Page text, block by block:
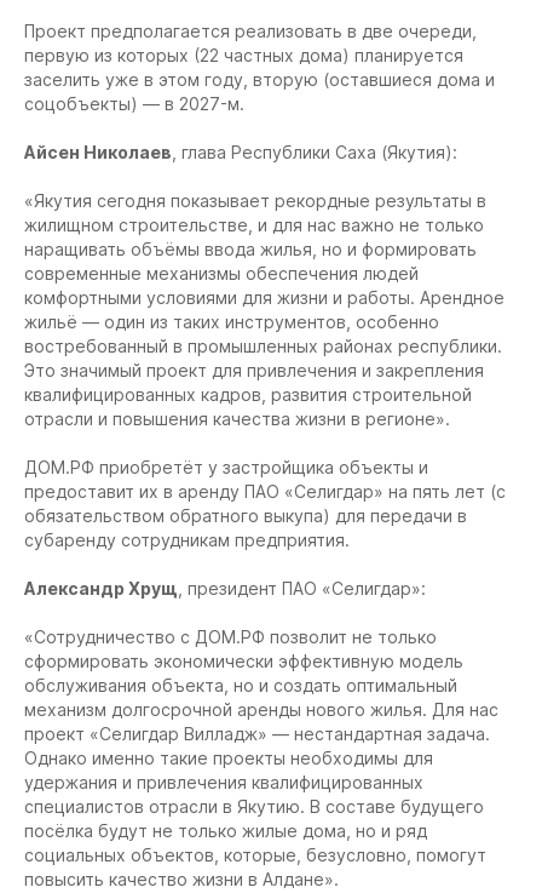
Проект предполагается реализовать в две очереди,
первую из которых (22 частных дома) планируется
заселить уже в этом году, вторую (оставшиеся дома и
соцобъекты) — в 2027-м.
Айсен Николаев , глава Республики Саха (Якутия):
«Якутия сегодня показывает рекордные результаты в
жилищном строительстве, и для нас важно не только
наращивать объёмы ввода жилья, но и формировать
современные механизмы обеспечения людей
комфортными условиями для жизни и работы. Арендное
жильё — один из таких инструментов, особенно
востребованный в промышленных районах республики.
Это значимый проект для привлечения и закрепления
квалифицированных кадров, развития строительной
отрасли и повышения качества жизни в регионе».
ДОМ.РФ приобретёт у застройщика объекты и
предоставит их в аренду ПАО «Селигдар» на пять лет (с
обязательством обратного выкупа) для передачи в
субаренду сотрудникам предприятия.
Александр Хрущ , президент ПАО «Селигдар»:
«Сотрудничество с ДОМ.РФ позволит не только
сформировать экономически эффективную модель
обслуживания объекта, но и создать оптимальный
механизм долгосрочной аренды нового жилья. Для нас
проект «Селигдар Вилладж» — нестандартная задача.
Однако именно такие проекты необходимы для
удержания и привлечения квалифицированных
специалистов отрасли в Якутию. В составе будущего
посёлка будут не только жилые дома, но и ряд
социальных объектов, которые, безусловно, помогут
повысить качество жизни в Алдане».